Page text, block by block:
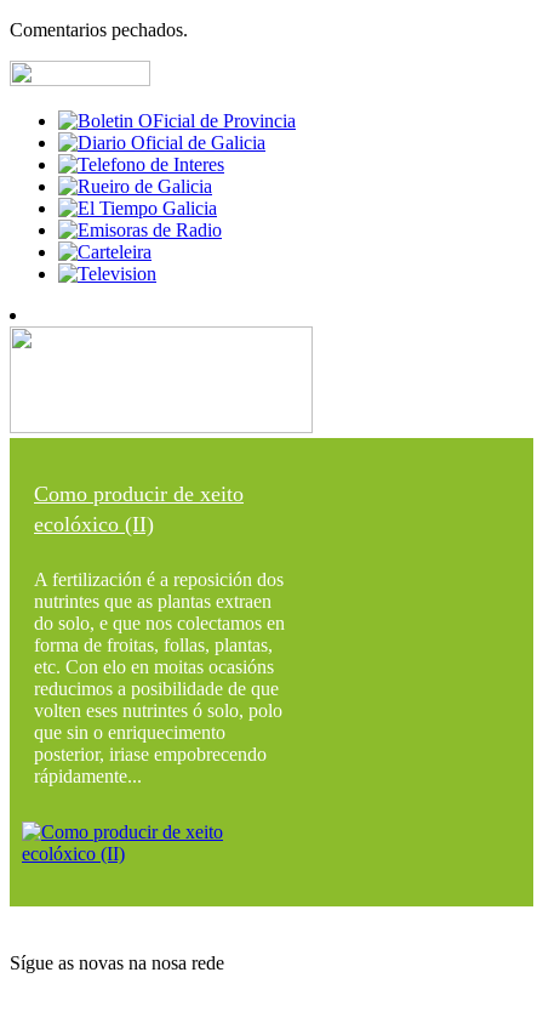
Comentarios pechados.
Como producir de xeito
ecolóxico (II)
A fertilización é a reposición dos
nutrintes que as plantas extraen
do solo, e que nos colectamos en
forma de froitas, follas, plantas,
etc. Con elo en moitas ocasións
reducimos a posibilidade de que
volten eses nutrintes ó solo, polo
que sin o enriquecimento
posterior, iriase empobrecendo
rápidamente...
Sígue as novas na nosa rede